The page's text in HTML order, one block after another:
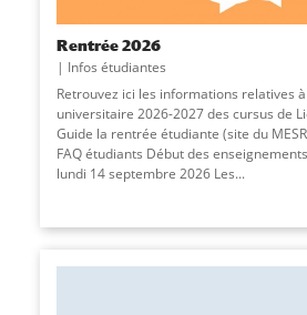
Rentrée 2026
Infos étudiantes
Retrouvez ici les informations relatives
universitaire 2026-2027 des cursus de
Guide la rentrée étudiante (site du
FAQ étudiants Début des
lundi 14 septembre 2026 Les...